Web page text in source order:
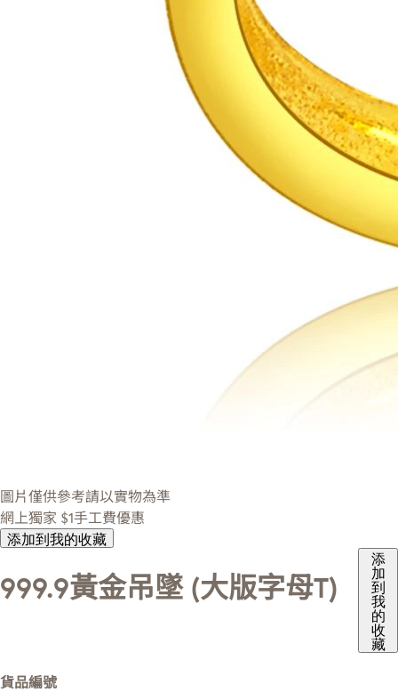
圖片僅供參考請以實物為準
網上獨家 $1手工費優惠
添加到我的收藏
999.9黃金吊墜 (大版字母T)
添
加
到
我
的
收
藏
貨品編號